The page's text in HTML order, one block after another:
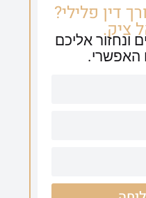
דין פלילי?
ציק.
ונחזור אליכם
האפשרי.